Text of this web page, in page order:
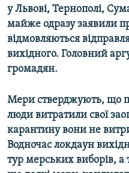
у Львові, Тернополі,
майже одразу заявили
відмовляються
вихідного. Головний
громадян.
Мери стверджують, що
люди витратили свої
карантину вони не
Водночас локдаун
тур мерських виборів,